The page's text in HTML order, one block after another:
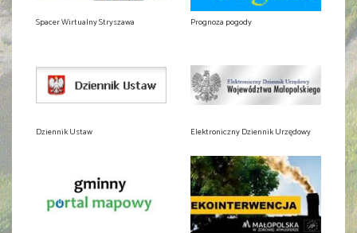
Spacer Wirtualny Stryszawa Prognoza pogody
Dziennik Ustaw Elektroniczny Dziennik Urzędowy